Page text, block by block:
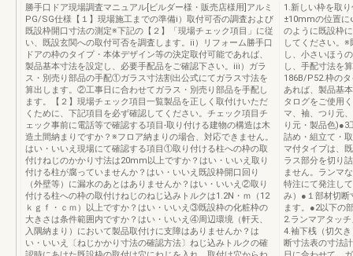
勝手口ドア現場調査マニュアル[ビルダー様・販売店様用]アルミ
PG/SG仕様【１】現場施工までの準備ⅰ）取付可否の調査および
既設枠開口寸法の測定※下記の【２】「現場チェック項目」に従
い、既設玄関への取付可否を調査します。ⅱ）リフォーム勝手口
ドアの枠のタイプ・本体デザイン等の決定取付可能であれば、
製品基本寸法を設定し、必要手配品をご確認下さい。ⅲ）ガラ
ス・別売り部品の手配①ガラス寸法割出公式にてガラス寸法を
算出します。②工事日に合わせてガラス・別売り部品を手配し
ます。【２】現場チェック項目一覧製品を正しく取付けいただ
くために、下記項目を必ず確認してください。チェック項目チ
ェック事前に電話等で確認する項目-取り付ける建物の構造は木
造土間納まりですか？※フロア納まりの場合、対応できません。
はい・いいえ現場にて確認する項目①取り付ける柱への枠の取
付けねじのかかり寸法は20mm以上ですか？はい・いいえ取り
付ける柱が腐っていませんか？はい・いいえ既設枠開口回り
（外壁等）に漏水のあとはありませんか？はい・いいえ②取り
付ける柱への枠の取付けねじのねじ込みトルクは1.2N・ｍ（12
ｋｇｆ・ｃｍ）以上ですか？はい・いいえ③既設枠の化粧枠の
大きさは条件範囲内ですか？はい・いいえ④周辺環境（軒天、
入隅納まり）において製品取付けに支障はありませんか？は
い・いいえ〔ねじかかり寸法の確認方法〕ねじ込みトルクの確
1.新しい枠を取
±10mmの位置に
のように既設枠
してください。
し、小さいほう
し、手配寸法を
186B/P52.枠の
あれば、製品基
タログをご使用
マ、袖、つり元
り元・製品色)●3
詰め・組立て・
マ付タイプは、
ラス部分を切り
ません。ランマ
特注にて発注し
み）●１部材切断
ます。●2以下
2.ランマアタッ
4.袖下桟（切欠
断寸法表の寸法